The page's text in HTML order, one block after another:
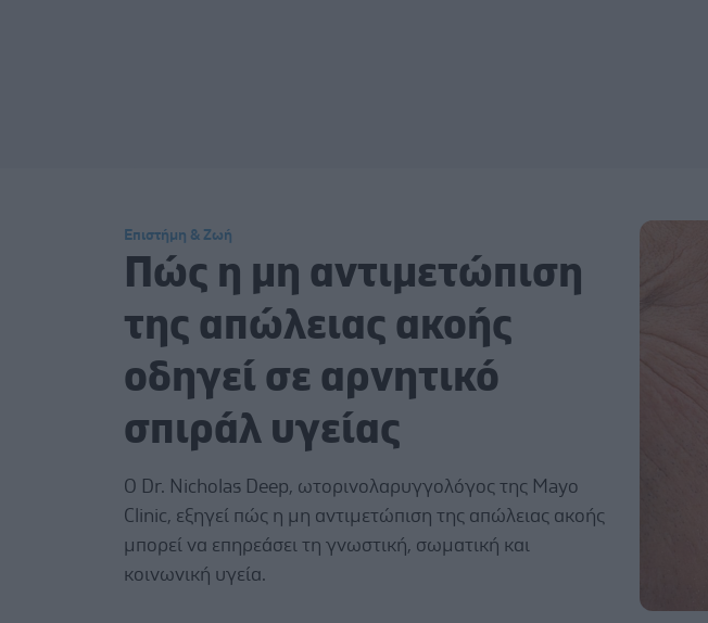
Επιστήμη & Ζωή
Πώς η μη αντιμετώπιση
της απώλειας ακοής
οδηγεί σε αρνητικό
σπιράλ υγείας
Ο Dr. Nicholas Deep, ωτορινολαρυγγολόγος της Mayo
Clinic, εξηγεί πώς η μη αντιμετώπιση της απώλειας ακοής
μπορεί να επηρεάσει τη γνωστική, σωματική και
κοινωνική υγεία.